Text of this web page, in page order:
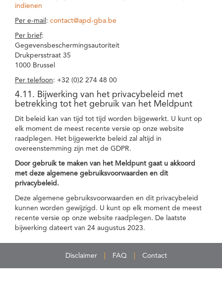
indienen
Per e-mail : contact@apd-gba.be
Per brief:
Gegevensbeschermingsautoriteit
Drukpersstraat 35
1000 Brussel
Per telefoon: +32 (0)2 274 48 00
4.11. Bijwerking van het privacybeleid met
betrekking tot het gebruik van het Meldpunt
Dit beleid kan van tijd tot tijd worden bijgewerkt. U kunt op
elk moment de meest recente versie op onze website
raadplegen. Het bijgewerkte beleid zal altijd in
overeenstemming zijn met de GDPR.
Door gebruik te maken van het Meldpunt gaat u akkoord
met deze algemene gebruiksvoorwaarden en dit
privacybeleid.
Deze algemene gebruiksvoorwaarden en dit privacybeleid
kunnen worden gewijzigd. U kunt op elk moment de meest
recente versie op onze website raadplegen. De laatste
bijwerking dateert van 24 augustus 2023.
Disclaimer FAQ Contact